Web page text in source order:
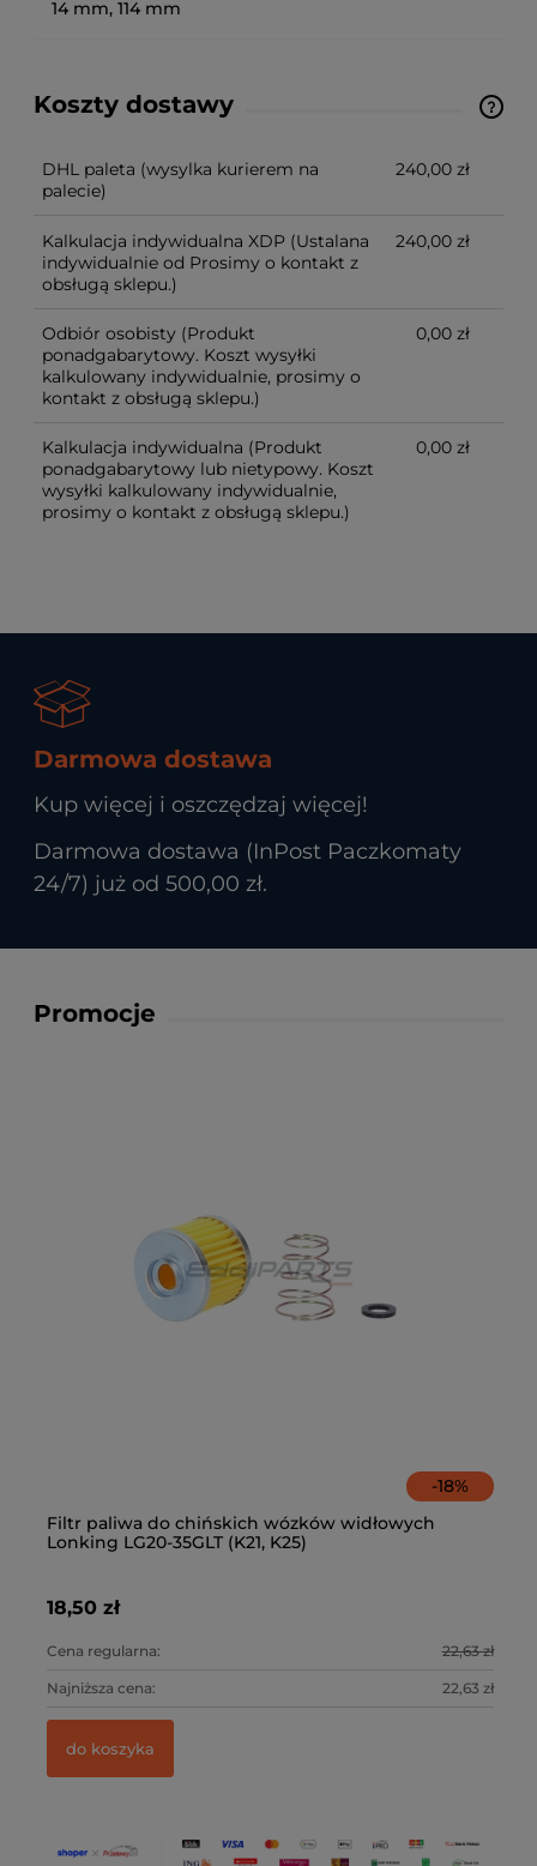
14 mm, 114 mm
Koszty dostawy
Ze względu na niestandardowe wymiary produktu,
Możliwy również odbiór osobisty.
DHL paleta (wysylka kurierem na
palecie)
240,00 zł
Kalkulacja indywidualna XDP (Ustalana
indywidualnie od Prosimy o kontakt z
obsługą sklepu.)
240,00 zł
Odbiór osobisty (Produkt
ponadgabarytowy. Koszt wysyłki
kalkulowany indywidualnie, prosimy o
kontakt z obsługą sklepu.)
0,00 zł
Kalkulacja indywidualna (Produkt
ponadgabarytowy lub nietypowy. Koszt
wysyłki kalkulowany indywidualnie,
prosimy o kontakt z obsługą sklepu.)
0,00 zł
Darmowa dostawa
Kup więcej i oszczędzaj więcej!
Darmowa dostawa (InPost Paczkomaty
24/7) już od 500,00 zł.
Promocje
-18%
Filtr paliwa do chińskich wózków widłowych
Lonking LG20-35GLT (K21, K25)
18,50 zł
Cena regularna: 22,63 zł
Najniższa cena: 22,63 zł
do koszyka